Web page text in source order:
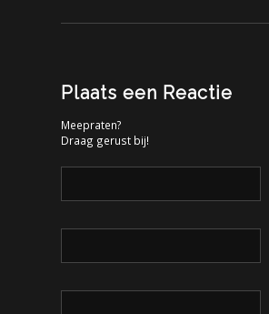
Plaats een Reactie
Meepraten?
Draag gerust bij!